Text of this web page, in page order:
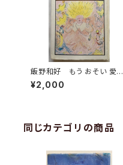
飯野和好 もう おそい 愛の
話 川崎洋 1976年 初
版 エルム
¥2,000
同じカテゴリの商品